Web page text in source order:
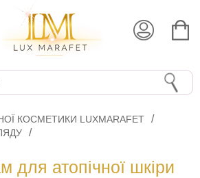
КОСМЕТИКИ LUXMARAFET
для атопічної шкіри